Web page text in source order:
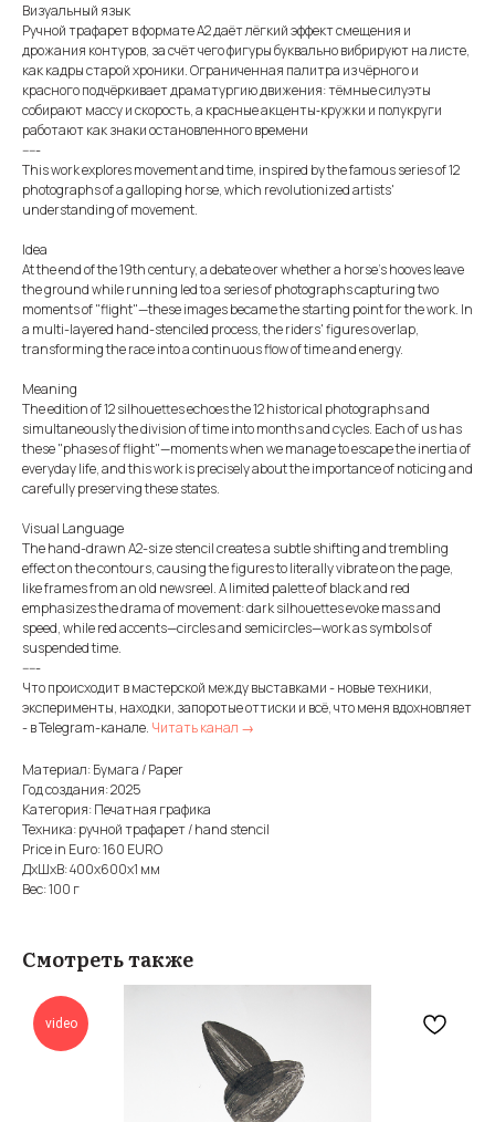
Визуальный язык
Ручной трафарет в формате А2 даёт лёгкий эффект смещения и
дрожания контуров, за счёт чего фигуры буквально вибрируют на листе,
как кадры старой хроники. Ограниченная палитра из чёрного и
красного подчёркивает драматургию движения: тёмные силуэты
собирают массу и скорость, а красные акценты‑кружки и полукруги
работают как знаки остановленного времени
-----
This work explores movement and time, inspired by the famous series of 12
photographs of a galloping horse, which revolutionized artists'
understanding of movement.
Idea
At the end of the 19th century, a debate over whether a horse's hooves leave
the ground while running led to a series of photographs capturing two
moments of "flight"—these images became the starting point for the work. In
a multi-layered hand-stenciled process, the riders' figures overlap,
transforming the race into a continuous flow of time and energy.
Meaning
The edition of 12 silhouettes echoes the 12 historical photographs and
simultaneously the division of time into months and cycles. Each of us has
these "phases of flight"—moments when we manage to escape the inertia of
everyday life, and this work is precisely about the importance of noticing and
carefully preserving these states.
Visual Language
The hand-drawn A2-size stencil creates a subtle shifting and trembling
effect on the contours, causing the figures to literally vibrate on the page,
like frames from an old newsreel. A limited palette of black and red
emphasizes the drama of movement: dark silhouettes evoke mass and
speed, while red accents—circles and semicircles—work as symbols of
suspended time.
-----
Что происходит в мастерской между выставками - новые техники,
эксперименты, находки, запоротые оттиски и всё, что меня вдохновляет
- в Telegram-канале. Читать канал →
Материал: Бумага / Paper
Год создания: 2025
Категория: Печатная графика
Техника: ручной трафарет / hand stencil
Price in Euro: 160 EURO
ДxШxВ: 400x600x1 мм
Вес: 100 г
Смотреть также
video